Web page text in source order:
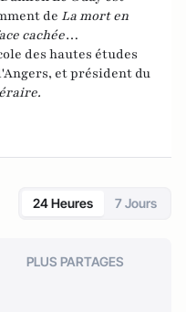
de La mort en
cachée
des hautes études
et président du
24 Heures 7 Jours
PLUS PARTAGES